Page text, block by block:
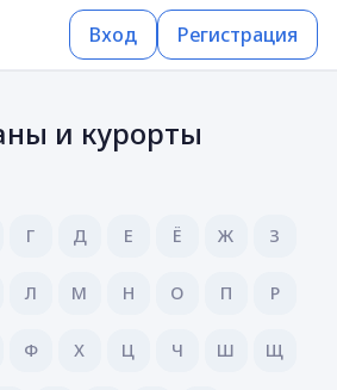
Вход Регистрация
и курорты
Г Д Е Ё Ж З
Л М Н О П Р
Ф Х Ц Ч Ш Щ